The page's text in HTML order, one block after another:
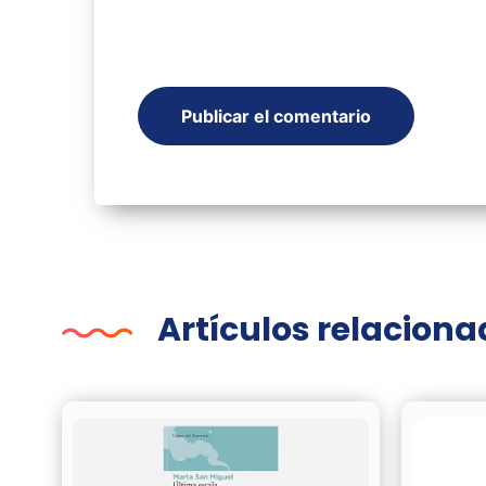
Artículos